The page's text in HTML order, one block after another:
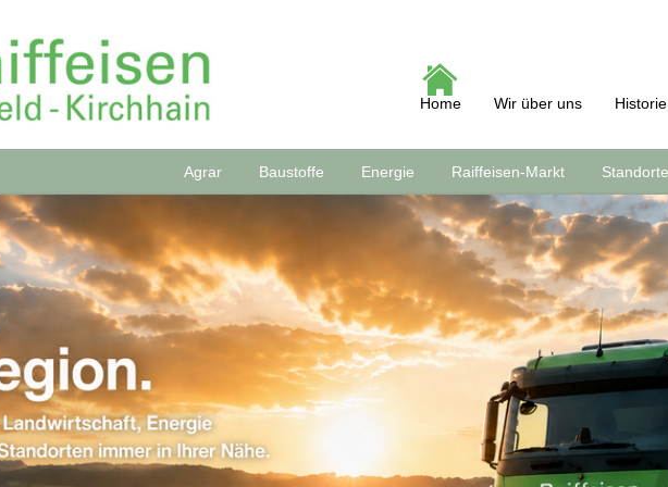
Home Wir über uns Historie
Agrar Baustoffe Energie Raiffeisen-Markt Standorte